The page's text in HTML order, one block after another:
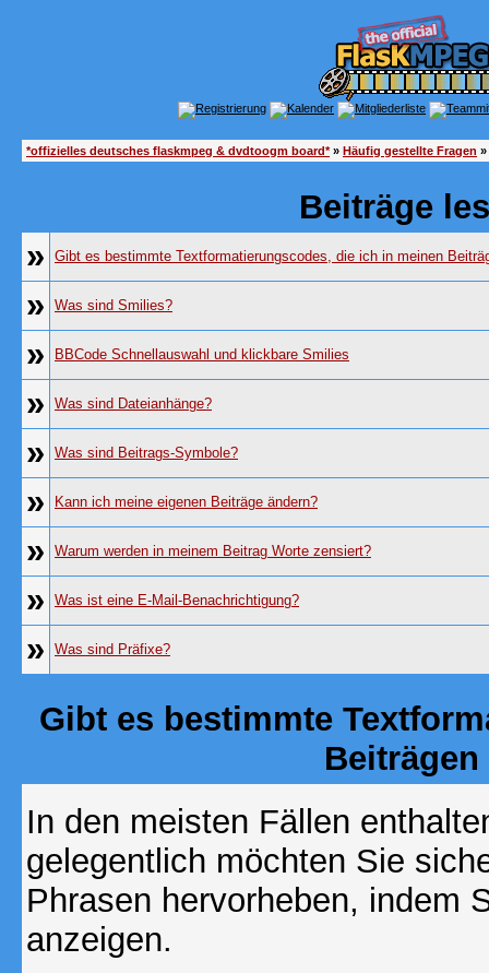
*offizielles deutsches flaskmpeg & dvdtoogm board*» Häufig gestellte Fragen
Beiträge
»
Gibt es bestimmte Textformatierungscodes, die ich in meinen
» Was sind Smilies?
» BBCode Schnellauswahl und klickbare Smilies
» Was sind Dateianhänge?
» Was sind Beitrags-Symbole?
» Kann ich meine eigenen Beiträge ändern?
» Warum werden in meinem Beitrag Worte zensiert?
» Was ist eine E-Mail-Benachrichtigung?
» Was sind Präfixe?
Gibt es bestimmte
In den meisten Fällen
gelegentlich möchten Sie
Phrasen hervorheben, indem
anzeigen.